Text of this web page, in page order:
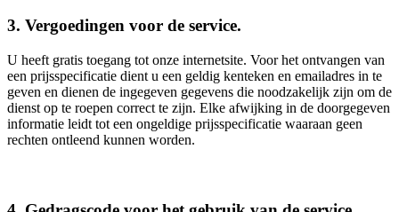
3. Vergoedingen voor de service.
U heeft gratis toegang tot onze internetsite. Voor het ontvangen van
een prijsspecificatie dient u een geldig kenteken en emailadres in te
geven en dienen de ingegeven gegevens die noodzakelijk zijn om de
dienst op te roepen correct te zijn. Elke afwijking in de doorgegeven
informatie leidt tot een ongeldige prijsspecificatie waaraan geen
rechten ontleend kunnen worden.